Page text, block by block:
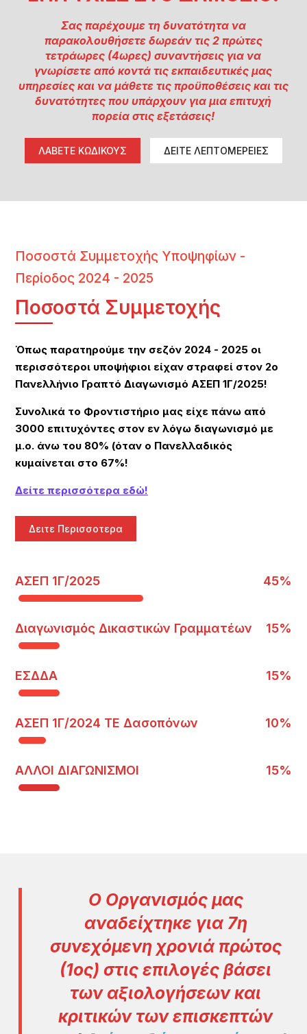
Σας παρέχουμε τη δυνατότητα να
παρακολουθήσετε δωρεάν τις 2 πρώτες
τετράωρες (4ωρες) συναντήσεις για να
γνωρίσετε από κοντά τις εκπαιδευτικές μας
υπηρεσίες και να μάθετε τις προϋποθέσεις και τις
δυνατότητες που υπάρχουν για μια επιτυχή
πορεία στις εξετάσεις!
ΛΑΒΕΤΕ ΚΩΔΙΚΟΥΣ ΔΕΙΤΕ ΛΕΠΤΟΜΕΡΕΙΕΣ
Ποσοστά Συμμετοχής Υποψηφίων -
Περίοδος 2024 - 2025
Ποσοστά Συμμετοχής
Όπως παρατηρούμε την σεζόν 2024 - 2025 οι
περισσότεροι υποψήφιοι είχαν στραφεί στον 2ο
Πανελλήνιο Γραπτό Διαγωνισμό ΑΣΕΠ 1Γ/2025!
Συνολικά το Φροντιστήριο μας είχε πάνω από
3000 επιτυχόντες στον εν λόγω διαγωνισμό με
μ.ο. άνω του 80% (όταν ο Πανελλαδικός
κυμαίνεται στο 67%!
Δείτε περισσότερα εδώ!
Δειτε Περισσοτερα
ΑΣΕΠ 1Γ/2025 45%
Διαγωνισμός Δικαστικών Γραμματέων 15%
ΕΣΔΔΑ 15%
ΑΣΕΠ 1Γ/2024 ΤΕ Δασοπόνων 10%
ΑΛΛΟΙ ΔΙΑΓΩΝΙΣΜΟΙ 15%
Ο Οργανισμός μας
αναδείχτηκε για 7η
συνεχόμενη χρονιά πρώτος
(1ος) στις επιλογές βάσει
των αξιολογήσεων και
κριτικών των επισκεπτών